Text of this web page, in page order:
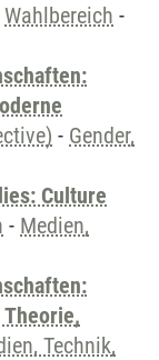
Wahlbereich -
- Gender,
Culture
- Medien,
Technik,